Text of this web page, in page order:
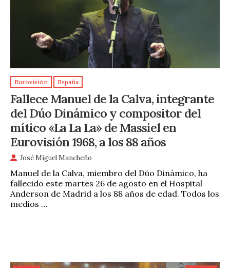
Eurovisión España
Fallece Manuel de la Calva, integrante
del Dúo Dinámico y compositor del
mítico «La La La» de Massiel en
Eurovisión 1968, a los 88 años
José Miguel Mancheño
Manuel de la Calva, miembro del Dúo Dinámico, ha
fallecido este martes 26 de agosto en el Hospital
Anderson de Madrid a los 88 años de edad. Todos los
medios …